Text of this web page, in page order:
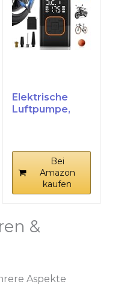
Elektrische
Luftpumpe,
Bei
Amazon
kaufen
&
Aspekte